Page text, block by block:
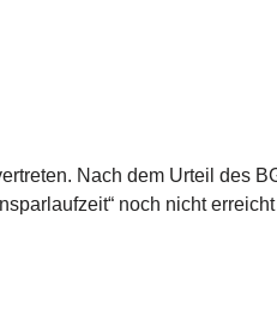
Nach dem Urteil des
noch nicht